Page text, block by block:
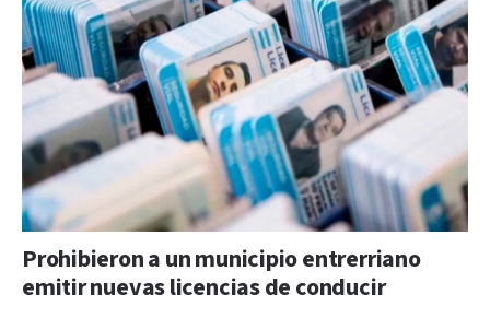
Prohibieron a un municipio entrerriano
emitir nuevas licencias de conducir